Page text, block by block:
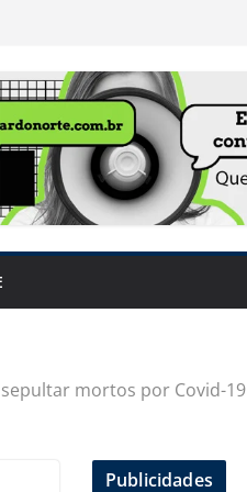
mortos por Covid-19
Publicidades